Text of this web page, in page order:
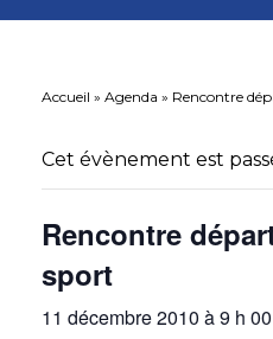
Accueil » Agenda » Rencontre
Cet évènement est
Rencontre
sport
11 décembre 2010 à 9 h